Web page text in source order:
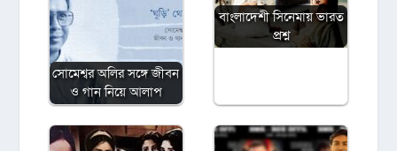
সোমেশ্বর অলির সঙ্গে জীবন
ও গান নিয়ে আলাপ
বাংলাদেশী সিনেমায় ভারত
প্রশ্ন